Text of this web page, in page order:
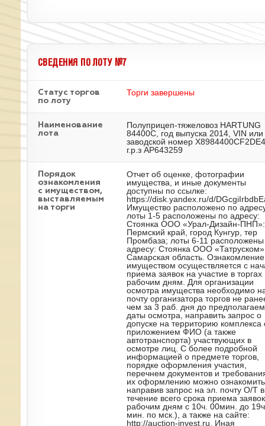
СВЕДЕНИЯ ПО ЛОТУ №7
Статус торгов
по лоту
Торги завершены
Наименование
лота
Полуприцеп-тяжеловоз HARTUNG
84400С, год выпуска 2014, VIN или
заводской номер
г.р.з АР643259
Порядок
ознакомления
с имуществом,
выставляемым
на торги
Отчет об оценке, фотографии
имущества, и иные документы
доступны по ссылке:
https://disk.yandex.ru/d/
Имущество расположено по
лоты 1-5 расположены по адресу:
Стоянка ООО «Урал-Дизайн-ПНП»:
Пермский край, город Кунгур, тер
Промбаза; лоты 6-11
адресу: Стоянка ООО
Самарская область.
имуществом осуществляется с
приема заявок на участие в торгах
рабочим дням. Для организации
осмотра имущества необходимо
почту организатора торгов не
чем за 3 раб. дня до
даты осмотра, направить запрос о
допуске на территорию комплекса
приложением ФИО (а также
автотранспорта) участвующих в
осмотре лиц. С более подробной
информацией о предмете торгов,
порядке оформления участия,
перечнем документов и
их оформлению можно
направив запрос на эл. почту О/Т в
течение всего срока приема
рабочим дням с 10ч. 00мин. до
мин. по мск.), а также на сайте:
http://auction-invest.ru. Иная